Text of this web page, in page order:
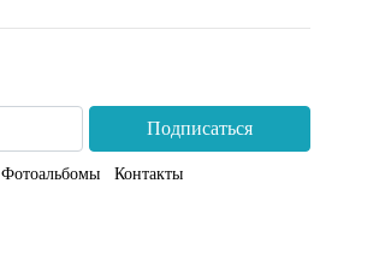
Подписаться
Фотоальбомы Контакты